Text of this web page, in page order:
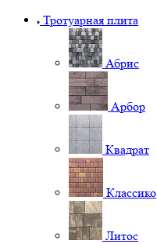
Тротуарная плита
Абрис
Арбор
Квадрат
Классико
Литос